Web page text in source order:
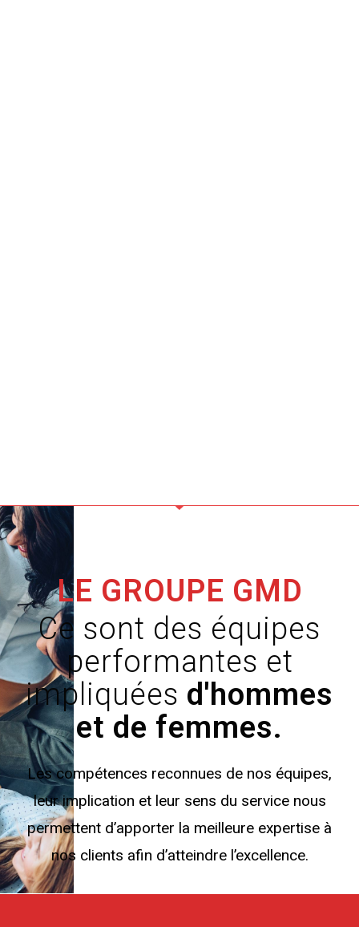
LE GROUPE GMD
Ce sont des équipes
performantes et
impliquées d'hommes
et de femmes.
Les compétences reconnues de nos équipes,
leur implication et leur sens du service nous
permettent d’apporter la meilleure expertise à
nos clients afin d’atteindre l’excellence.